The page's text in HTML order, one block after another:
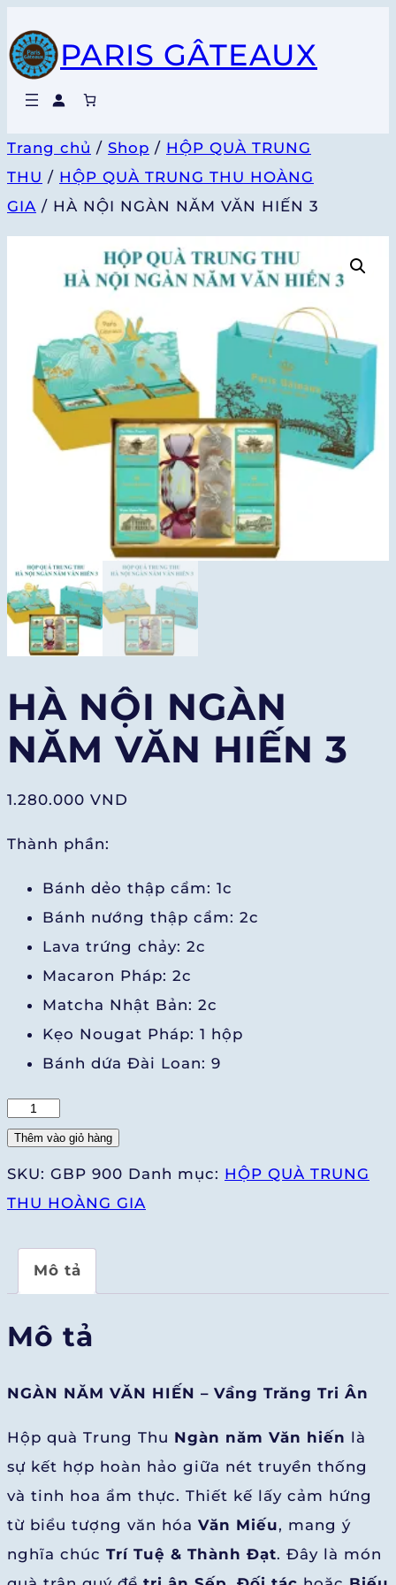
đến
phần
nội
PARIS GÂTEAUX
Trang chủ / Shop / HỘP QUÀ TRUNG
THU / HỘP QUÀ TRUNG THU HOÀNG
GIA / HÀ NỘI NGÀN NĂM VĂN HIẾN 3
HÀ NỘI NGÀN
NĂM VĂN HIẾN 3
1.280.000 VND
Thành phần:
Bánh dẻo thập cẩm: 1c
Bánh nướng thập cẩm: 2c
Lava trứng chảy: 2c
Macaron Pháp: 2c
Matcha Nhật Bản: 2c
Kẹo Nougat Pháp: 1 hộp
Bánh dứa Đài Loan: 9
NỘI
NGÀN
NĂM
HIẾN
lượng
Thêm vào giỏ hàng
SKU: GBP 900 Danh mục: HỘP QUÀ TRUNG
THU HOÀNG GIA
Mô tả
Mô tả
NGÀN NĂM VĂN HIẾN – Vầng Trăng Tri Ân
Hộp quà Trung Thu Ngàn năm Văn hiến là
sự kết hợp hoàn hảo giữa nét truyền thống
và tinh hoa ẩm thực. Thiết kế lấy cảm hứng
từ biểu tượng văn hóa Văn Miếu, mang ý
nghĩa chúc Trí Tuệ & Thành Đạt. Đây là món